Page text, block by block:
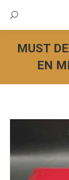
Recherche:
MUST
EN